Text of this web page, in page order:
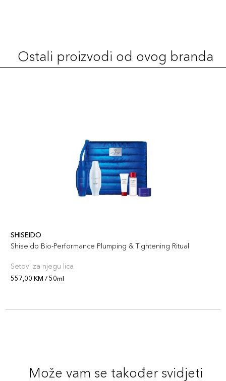
Ostali proizvodi od ovog branda
SHISEIDO
Shiseido Bio-Performance Plumping & Tightening Ritual
Setovi za njegu lica
557,00 KM / 50ml
Može vam se također svidjeti